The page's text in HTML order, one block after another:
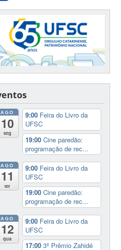
AGO
10
seg
9:00 Feira do Livro da
UFSC
19:00Cine paredão:
programação de rec...
AGO
11
ter
9:00 Feira do Livro da
UFSC
19:00Cine paredão:
programação de rec...
AGO
12
qua
9:00 Feira do Livro da
UFSC
17:003º Prêmio Zahidé